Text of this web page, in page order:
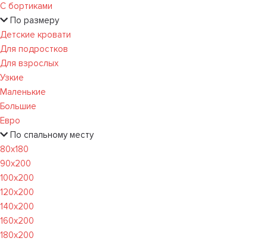
С бортиками
По размеру
Детские кровати
Для подростков
Для взрослых
Узкие
Маленькие
Большие
Евро
По спальному месту
80х180
90х200
100х200
120x200
140х200
160х200
180х200